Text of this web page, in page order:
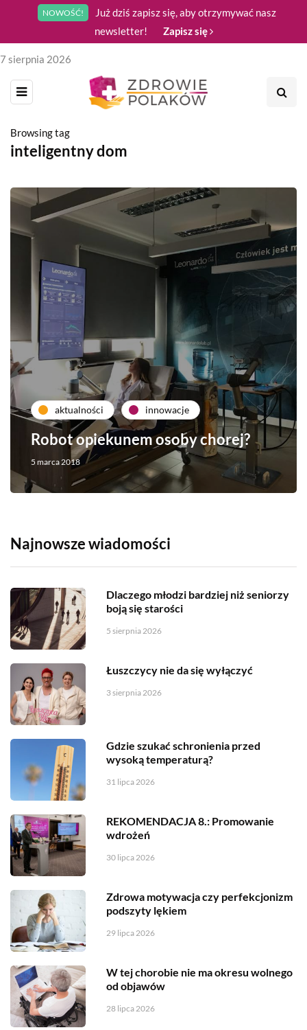
NOWOŚĆ!
Już dziś zapisz się, aby otrzymywać nasz
newsletter!
Zapisz się
7 sierpnia 2026
Browsing tag
inteligentny dom
aktualności innowacje
Robot opiekunem osoby chorej?
5 marca 2018
Najnowsze wiadomości
Dlaczego młodzi bardziej niż seniorzy
boją się starości
5 sierpnia 2026
Łuszczycy nie da się wyłączyć
3 sierpnia 2026
Gdzie szukać schronienia przed
wysoką temperaturą?
31 lipca 2026
REKOMENDACJA 8.: Promowanie
wdrożeń
30 lipca 2026
Zdrowa motywacja czy perfekcjonizm
podszyty lękiem
29 lipca 2026
W tej chorobie nie ma okresu wolnego
od objawów
28 lipca 2026